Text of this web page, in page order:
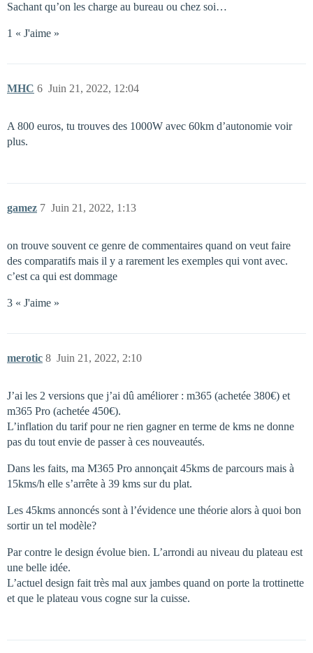
Sachant qu’on les charge au bureau ou chez soi…
1 « J'aime »
MHC Juin 21, 2022, 12:04
6
A 800 euros, tu trouves des 1000W avec 60km d’autonomie voir
plus.
gamez Juin 21, 2022, 1:13
7
on trouve souvent ce genre de commentaires quand on veut faire
des comparatifs mais il y a rarement les exemples qui vont avec.
c’est ca qui est dommage
3 « J'aime »
merotic Juin 21, 2022, 2:10
8
J’ai les 2 versions que j’ai dû améliorer : m365 (achetée 380€) et
m365 Pro (achetée 450€).
L’inflation du tarif pour ne rien gagner en terme de kms ne donne
pas du tout envie de passer à ces nouveautés.
Dans les faits, ma M365 Pro annonçait 45kms de parcours mais à
15kms/h elle s’arrête à 39 kms sur du plat.
Les 45kms annoncés sont à l’évidence une théorie alors à quoi bon
sortir un tel modèle?
Par contre le design évolue bien. L’arrondi au niveau du plateau est
une belle idée.
L’actuel design fait très mal aux jambes quand on porte la trottinette
et que le plateau vous cogne sur la cuisse.